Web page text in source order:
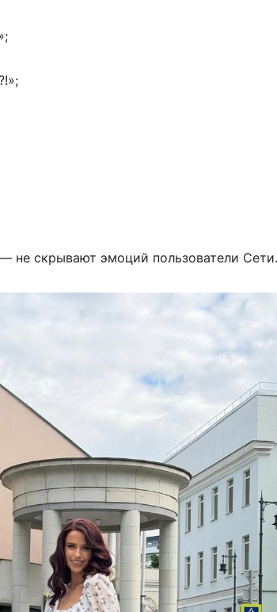
не скрывают эмоций пользователи Сети.